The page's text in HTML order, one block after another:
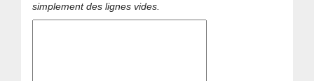
simplement des lignes vides.